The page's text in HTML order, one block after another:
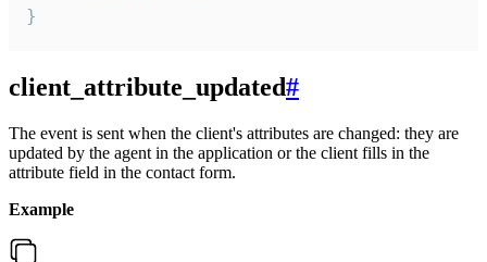
}
client_attribute_updated#
The event is sent when the client's attributes are changed: they are
updated by the agent in the application or the client fills in the
attribute field in the contact form.
Example